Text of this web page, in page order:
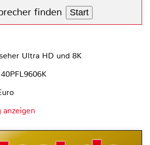
finden Start
Ultra HD und 8K
anzeigen